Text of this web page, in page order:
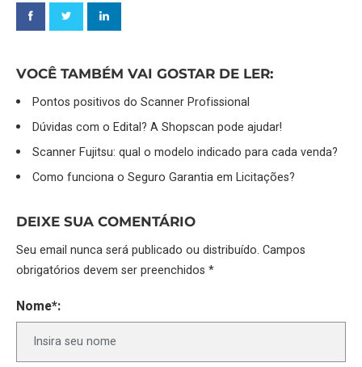
VOCÊ TAMBÉM VAI GOSTAR DE LER:
Pontos positivos do Scanner Profissional
Dúvidas com o Edital? A Shopscan pode ajudar!
Scanner Fujitsu: qual o modelo indicado para cada venda?
Como funciona o Seguro Garantia em Licitações?
DEIXE SUA COMENTÁRIO
Seu email nunca será publicado ou distribuído. Campos
obrigatórios devem ser preenchidos *
Nome*: